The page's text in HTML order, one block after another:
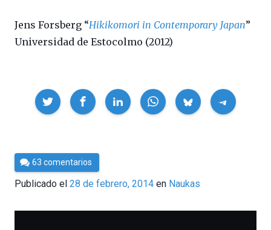
Jens Forsberg “Hikikomori in Contemporary Japan”
Universidad de Estocolmo (2012)
Compartir
Por
Cultura
Cientifica
63 comentarios
Publicado el 28 de febrero, 2014 en Naukas